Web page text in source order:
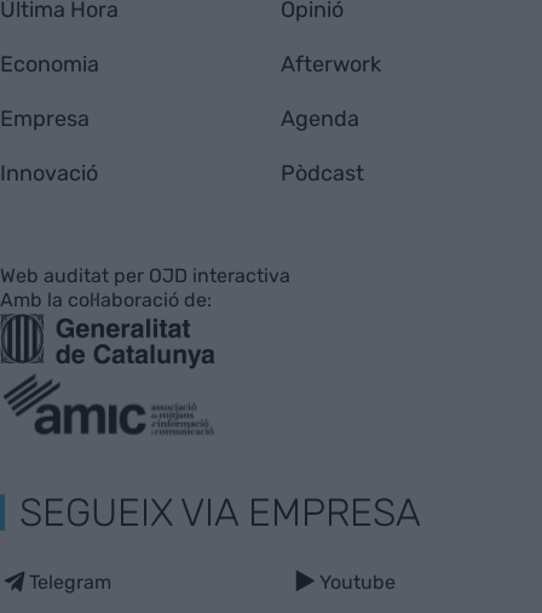
Última Hora
Economia
Empresa
Innovació
Opinió
Afterwork
Agenda
Pòdcast
Web auditat per OJD interactiva
Amb la col·laboració de:
SEGUEIX VIA EMPRESA
Telegram Youtube